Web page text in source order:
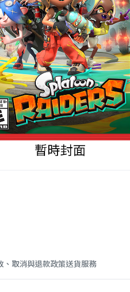
、取消與退款政策送貨服務